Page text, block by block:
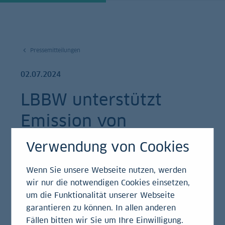
Pressemitteilungen
02.07.2024
LBBW unterstützt
Emission von
Blockchain-basierter
digitaler Anleihe
Pressemitteilung
KfW begibt erste syndizierte Anleihe auf
Verwendung von Cookies
Wenn Sie unsere Webseite nutzen, werden
wir nur die notwendigen Cookies einsetzen,
um die Funktionalität unserer Webseite
garantieren zu können. In allen anderen
Fällen bitten wir Sie um Ihre Einwilligung.